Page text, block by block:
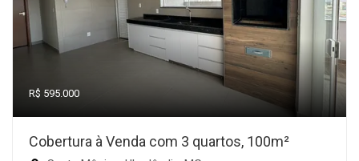
R$ 595.000
Cobertura à Venda com 3 quartos, 100m²